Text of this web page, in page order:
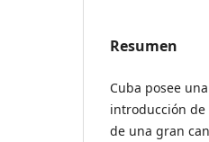
Resumen
Cuba posee
introducción de
de una gran